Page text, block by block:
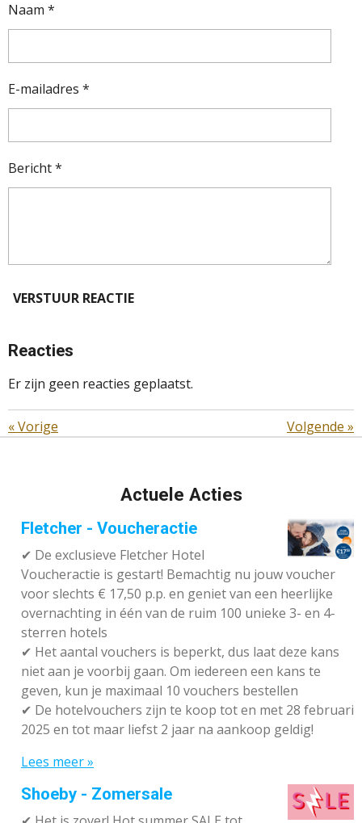
Naam *
E-mailadres *
Bericht *
VERSTUUR REACTIE
Reacties
Er zijn geen reacties geplaatst.
«Vorige Volgende »
Actuele Acties
Fletcher - Voucheractie
✔ De exclusieve Fletcher Hotel
Voucheractie is gestart! Bemachtig nu jouw voucher
voor slechts € 17,50 p.p. en geniet van een heerlijke
overnachting in één van de ruim 100 unieke 3- en 4-
sterren hotels
✔ Het aantal vouchers is beperkt, dus laat deze kans
niet aan je voorbij gaan. Om iedereen een kans te
geven, kun je maximaal 10 vouchers bestellen
✔ De hotelvouchers zijn te koop tot en met 28 februari
2025 en tot maar liefst 2 jaar na aankoop geldig!
Lees meer »
Shoeby - Zomersale